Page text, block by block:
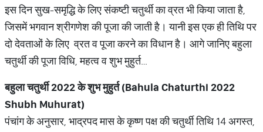
इस दिन सुख-समृद्धि के लिए संकष्टी चतुर्थी का व्रत भी किया जाता है,
जिसमें भगवान श्रीगणेश की पूजा की जाती है। यानी इस एक ही तिथि पर
दो देवताओं के लिए व्रत व पूजा करने का विधान है। आगे जानिए बहुला
चतुर्थी की पूजा विधि, महत्व व शुभ मुहुर्त…
बहुला चतुर्थी2022के शुभ मुहुर्त (Bahula Chaturthi 2022
Shubh Muhurat)
पंचांग के अनुसार, भाद्रपद मास के कृष्ण पक्ष की चतुर्थी तिथि 14 अगस्त,